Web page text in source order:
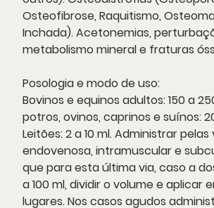
Osteofibrose, Raquitismo,
Inchada). Acetonemias,
metabolismo mineral e fraturas
Posologia e modo de uso:
Bovinos e equinos adultos: 150 a
potros, ovinos, caprinos e suínos:
Leitões: 2 a 10 ml. Administrar pelas
endovenosa, intramuscular e
que para esta última via, caso a
a 100 ml, dividir o volume e aplicar
lugares. Nos casos agudos